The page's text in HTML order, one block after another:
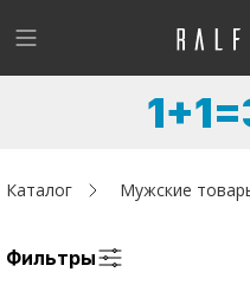
!
Женщинам
Возникли вопросы? -
Каталог Мужские
Фильтры